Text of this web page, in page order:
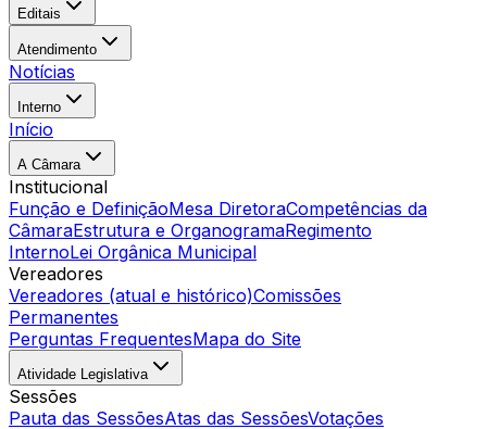
Editais
Atendimento
Notícias
Interno
Início
A Câmara
Institucional
Função e DefiniçãoMesa DiretoraCompetências da
CâmaraEstrutura e OrganogramaRegimento
InternoLei Orgânica Municipal
Vereadores
Vereadores (atual e histórico)Comissões
Permanentes
Perguntas FrequentesMapa do Site
Atividade Legislativa
Sessões
Pauta das SessõesAtas das SessõesVotações